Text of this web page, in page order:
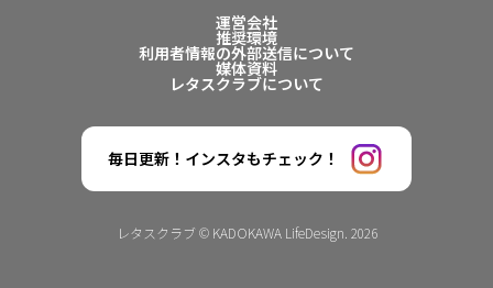
運営会社
推奨環境
利用者情報の外部送信について
媒体資料
レタスクラブについて
毎日更新！インスタもチェック！
レタスクラブ © KADOKAWA LifeDesign. 2026